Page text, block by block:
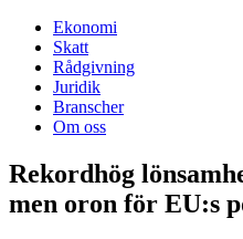
Ekonomi
Skatt
Rådgivning
Juridik
Branscher
Om oss
Rekordhög
men oron för EU:s